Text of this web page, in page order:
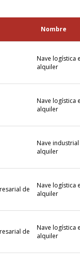
Nombre
Nave logística
alquiler
Nave logística
alquiler
Nave
alquiler
de
Nave logística
alquiler
de
Nave logística
alquiler